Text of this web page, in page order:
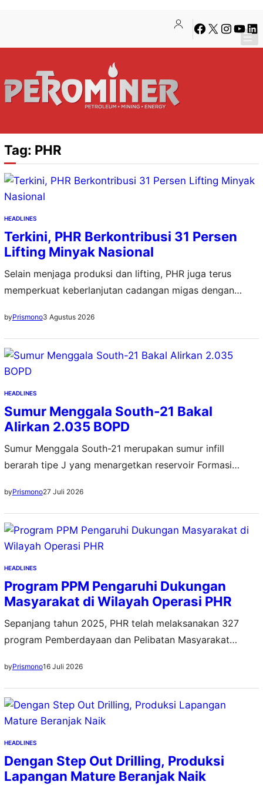
konten
content
Facebook
X Instagram
Tag: PHR
HEADLINES
Terkini, PHR Berkontribusi 31 Persen
Lifting Minyak Nasional
Selain menjaga produksi dan lifting, PHR juga terus
memperkuat keberlanjutan cadangan migas dengan
byPrismono3 Agustus 2026
HEADLINES
Sumur Menggala South-21 Bakal
Alirkan 2.035 BOPD
Sumur Menggala South-21 merupakan sumur infill
berarah tipe J yang menargetkan reservoir Formasi
byPrismono27 Juli 2026
HEADLINES
Program PPM Pengaruhi Dukungan
Masyarakat di Wilayah Operasi PHR
Sepanjang tahun 2025, PHR telah melaksanakan 327
program Pemberdayaan dan Pelibatan Masyarakat
byPrismono16 Juli 2026
HEADLINES
Dengan Step Out Drilling, Produksi
Lapangan Mature Beranjak Naik